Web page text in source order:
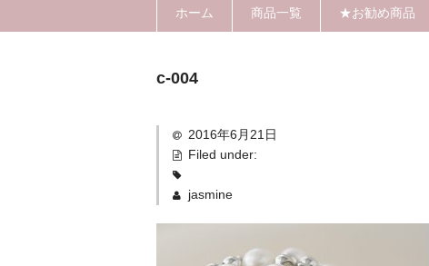
ホーム 商品一覧 ★お勧め商品
c-004
2016年6月21日
Filed under:
jasmine